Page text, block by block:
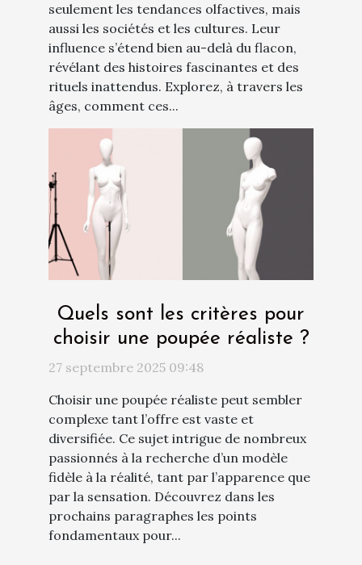
seulement les tendances olfactives, mais
aussi les sociétés et les cultures. Leur
influence s’étend bien au-delà du flacon,
révélant des histoires fascinantes et des
rituels inattendus. Explorez, à travers les
âges, comment ces...
Quels sont les critères pour
choisir une poupée réaliste ?
27 septembre 2025 09:48
Choisir une poupée réaliste peut sembler
complexe tant l’offre est vaste et
diversifiée. Ce sujet intrigue de nombreux
passionnés à la recherche d’un modèle
fidèle à la réalité, tant par l’apparence que
par la sensation. Découvrez dans les
prochains paragraphes les points
fondamentaux pour...